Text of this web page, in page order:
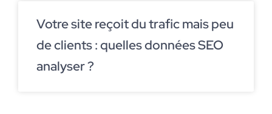
Votre site reçoit du trafic mais peu
de clients : quelles données SEO
analyser ?